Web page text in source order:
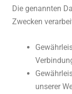
Die genannten
Zwecken
unserer